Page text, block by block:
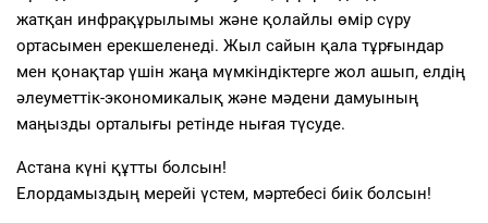
жатқан инфрақұрылымы және қолайлы өмір сүру
ортасымен ерекшеленеді. Жыл сайын қала тұрғындар
мен қонақтар үшін жаңа мүмкіндіктерге жол ашып, елдің
әлеуметтік-экономикалық және мәдени дамуының
маңызды орталығы ретінде нығая түсуде.
Астана күні құтты болсын!
Елордамыздың мерейі үстем, мәртебесі биік болсын!